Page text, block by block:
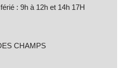
: 9h à 12h et 14h 17H
CHAMPS